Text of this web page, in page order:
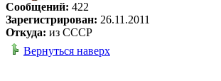
Сообщений: 422
Зарегистрирован: 26.11.2011
Откуда: из СССР
Вернуться наверх